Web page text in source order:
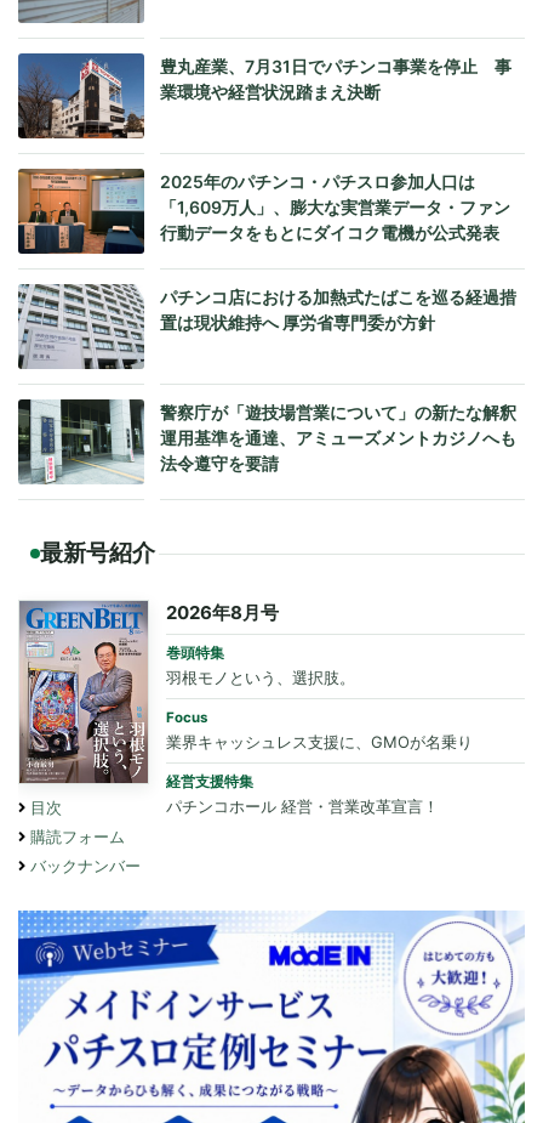
豊丸産業、7月31日でパチンコ事業を停止 事
業環境や経営状況踏まえ決断
2025年のパチンコ・パチスロ参加人口は
「1,609万人」、膨大な実営業データ・ファン
行動データをもとにダイコク電機が公式発表
パチンコ店における加熱式たばこを巡る経過措
置は現状維持へ 厚労省専門委が方針
警察庁が「遊技場営業について」の新たな解釈
運用基準を通達、アミューズメントカジノへも
法令遵守を要請
最新号紹介
目次
購読フォーム
バックナンバー
2026年8月号
巻頭特集
羽根モノという、選択肢。
Focus
業界キャッシュレス支援に、GMOが名乗り
経営支援特集
パチンコホール 経営・営業改革宣言！